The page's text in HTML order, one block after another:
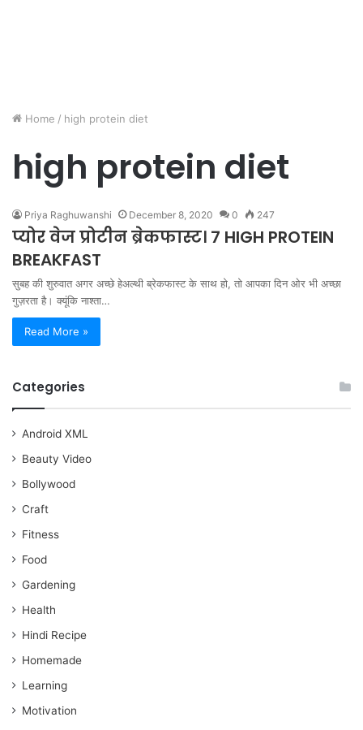
Home / high protein diet
high protein diet
Priya Raghuwanshi December 8, 2020 0 247
प्योर वेज प्रोटीन ब्रेकफास्ट। 7 HIGH PROTEIN
BREAKFAST
सुबह की शुरुवात अगर अच्छे हेअल्थी ब्रेकफास्ट के साथ हो, तो आपका दिन ओर भी अच्छा
गुज़रता है। क्यूंकि नाश्ता…
Read More »
Categories
Android XML
Beauty Video
Bollywood
Craft
Fitness
Food
Gardening
Health
Hindi Recipe
Homemade
Learning
Motivation